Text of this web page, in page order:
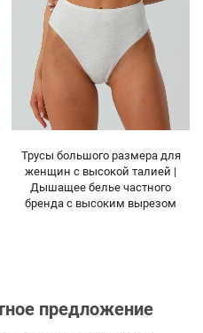
Производитель хлопковых
трусов с индивидуальным
логотипом, OEM | Низкий
минимальный объем заказа
предложение